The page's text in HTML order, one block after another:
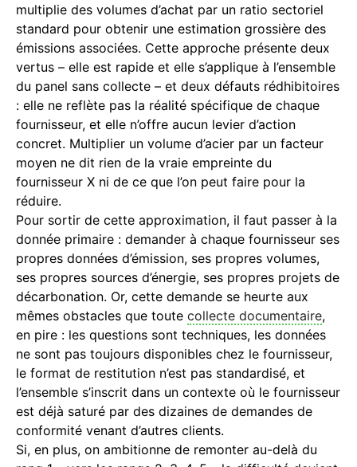
multiplie des volumes d’achat par un ratio sectoriel
standard pour obtenir une estimation grossière des
émissions associées. Cette approche présente deux
vertus – elle est rapide et elle s’applique à l’ensemble
du panel sans collecte – et deux défauts rédhibitoires
: elle ne reflète pas la réalité spécifique de chaque
fournisseur, et elle n’offre aucun levier d’action
concret. Multiplier un volume d’acier par un facteur
moyen ne dit rien de la vraie empreinte du
fournisseur X ni de ce que l’on peut faire pour la
réduire.
Pour sortir de cette approximation, il faut passer à la
donnée primaire : demander à chaque fournisseur ses
propres données d’émission, ses propres volumes,
ses propres sources d’énergie, ses propres projets de
décarbonation. Or, cette demande se heurte aux
mêmes obstacles que toute collecte documentaire,
en pire : les questions sont techniques, les données
ne sont pas toujours disponibles chez le fournisseur,
le format de restitution n’est pas standardisé, et
l’ensemble s’inscrit dans un contexte où le fournisseur
est déjà saturé par des dizaines de demandes de
conformité venant d’autres clients.
Si, en plus, on ambitionne de remonter au-delà du